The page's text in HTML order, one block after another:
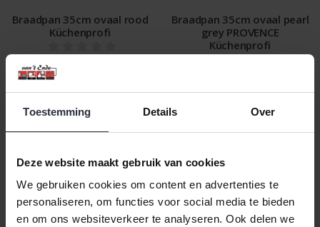
Toestemming Details Over
Deze website maakt gebruik van cookies
We gebruiken cookies om content en advertenties te
personaliseren, om functies voor social media te bieden
en om ons websiteverkeer te analyseren. Ook delen we
Braadpan 35cm ovaal rood
Küchenprofi
€177,69 Excl. btw
Beschikbaar
Braadpan 35cm ovaal pearl
grey PROVENCE
Küchenprofi